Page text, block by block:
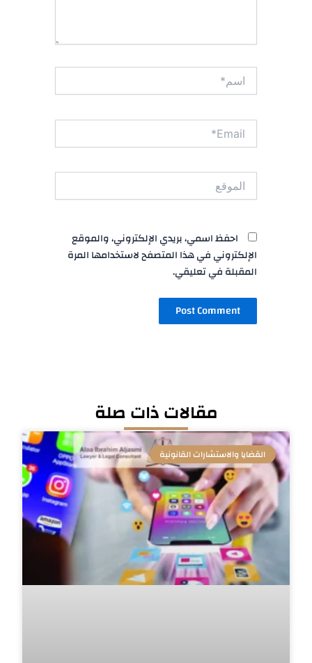
اسم*
Email*
الموقع
احفظ اسمي، بريدي الإلكتروني، والموقع
الإلكتروني في هذا المتصفح لاستخدامها المرة
المقبلة في تعليقي.
مقالات ذات صلة
القضايا والاستشارات القانونية